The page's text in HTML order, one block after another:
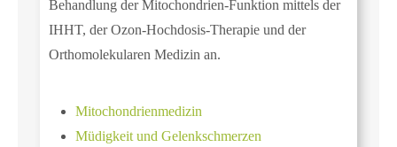
Behandlung der Mitochondrien-Funktion mittels der
IHHT, der Ozon-Hochdosis-Therapie und der
Orthomolekularen Medizin an.
Mitochondrienmedizin
Müdigkeit und Gelenkschmerzen